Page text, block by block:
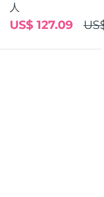
人
US$ 127.09